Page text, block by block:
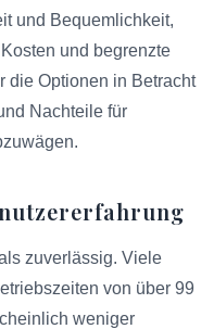
und Bequemlichkeit,
und begrenzte
die Optionen in Betracht
Nachteile für
zuverlässig. Viele
von über 99
weniger